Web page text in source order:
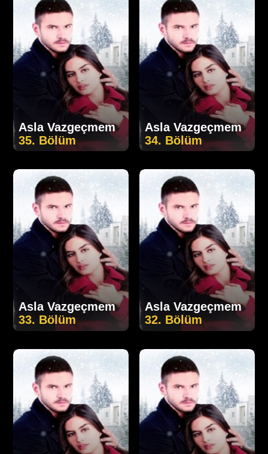
Asla Vazgeçmem
35. Bölüm
Asla Vazgeçmem
34. Bölüm
Asla Vazgeçmem
33. Bölüm
Asla Vazgeçmem
32. Bölüm